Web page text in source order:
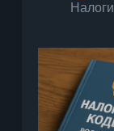
Налоги